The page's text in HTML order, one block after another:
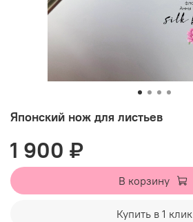
Японский нож для листьев
1 900 ₽
В корзину
Купить в 1 клик